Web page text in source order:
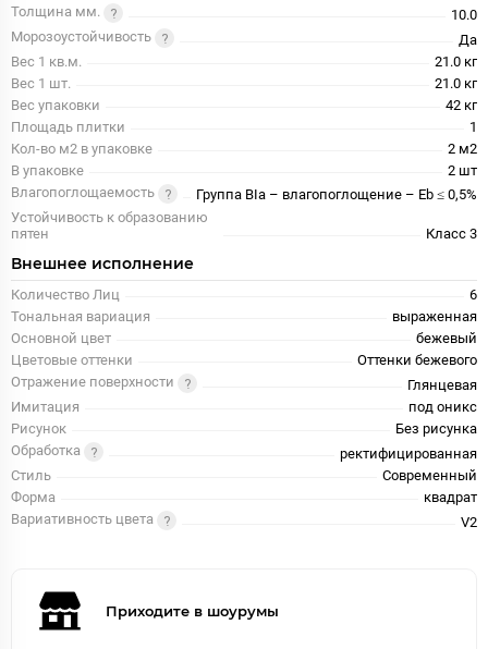
Толщина мм.
10.0
Морозоустойчивость
Да
Вес 1 кв.м.
21.0 кг
Вес 1 шт.
21.0 кг
Вес упаковки
42 кг
Площадь плитки
1
Кол-во м2 в упаковке
2 м2
В упаковке
2 шт
Влагопоглощаемость
Группа BIa – влагопоглощение – Eb ≤ 0,5%
Устойчивость к образованию
пятен
Класс 3
Внешнее исполнение
Количество Лиц
6
Тональная вариация
выраженная
Основной цвет
бежевый
Цветовые оттенки
Оттенки бежевого
Отражение поверхности
Глянцевая
Имитация
под оникс
Рисунок
Без рисунка
Обработка
ректифицированная
Стиль
Современный
Форма
квадрат
Вариативность цвета
V2
Приходите в шоурумы